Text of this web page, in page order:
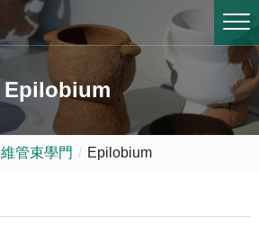
Epilobium
維管束學門 Epilobium